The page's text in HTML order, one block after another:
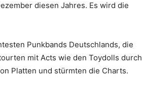
diesen Jahres. Es wird die
Punkbands Deutschlands, die
mit Acts wie den Toydolls durch
Platten und stürmten die Charts.